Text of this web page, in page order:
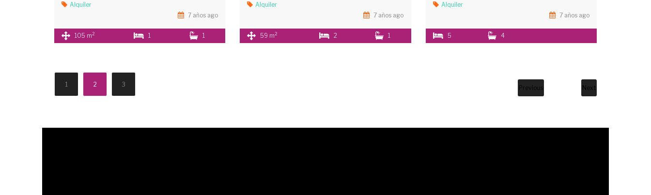
Alquiler
7 años ago
105 m2 1 1
Alquiler
7 años ago
59 m2 2 1
Alquiler
7 años ago
5 4
Previous
1 2 3 Next